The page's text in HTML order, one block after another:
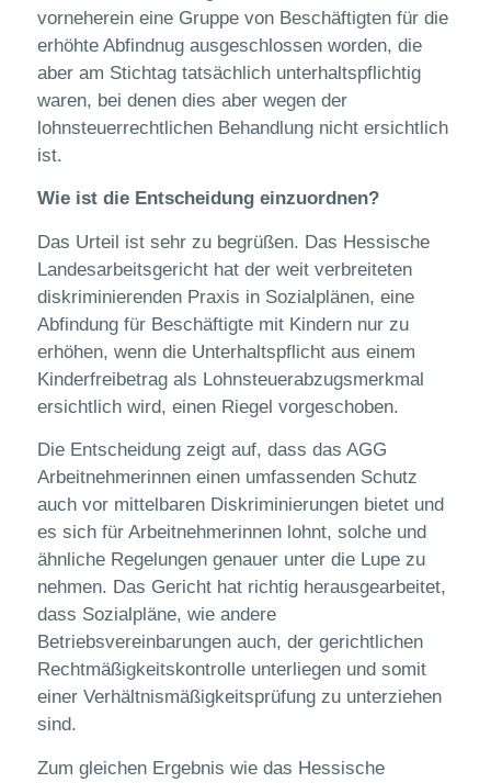
vorneherein eine Gruppe von Beschäftigten für die
erhöhte Abfindnug ausgeschlossen worden, die
aber am Stichtag tatsächlich unterhaltspflichtig
waren, bei denen dies aber wegen der
lohnsteuerrechtlichen Behandlung nicht ersichtlich
ist.
Wie ist die Entscheidung einzuordnen?
Das Urteil ist sehr zu begrüßen. Das Hessische
Landesarbeitsgericht hat der weit verbreiteten
diskriminierenden Praxis in Sozialplänen, eine
Abfindung für Beschäftigte mit Kindern nur zu
erhöhen, wenn die Unterhaltspflicht aus einem
Kinderfreibetrag als Lohnsteuerabzugsmerkmal
ersichtlich wird, einen Riegel vorgeschoben.
Die Entscheidung zeigt auf, dass das AGG
Arbeitnehmerinnen einen umfassenden Schutz
auch vor mittelbaren Diskriminierungen bietet und
es sich für Arbeitnehmerinnen lohnt, solche und
ähnliche Regelungen genauer unter die Lupe zu
nehmen. Das Gericht hat richtig herausgearbeitet,
dass Sozialpläne, wie andere
Betriebsvereinbarungen auch, der gerichtlichen
Rechtmäßigkeitskontrolle unterliegen und somit
einer Verhältnismäßigkeitsprüfung zu unterziehen
sind.
Zum gleichen Ergebnis wie das Hessische